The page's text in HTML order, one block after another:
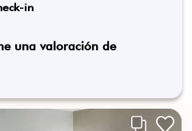
in
una valoración de